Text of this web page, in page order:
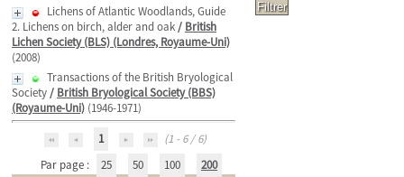
Lichens of Atlantic Woodlands, Guide
2. Lichens on birch, alder and oak/ British
Lichen Society (BLS) (Londres, Royaume-Uni)
(2008)
Transactions of the British Bryological
Society/ British Bryological Society (BBS)
(Royaume-Uni) (1946-1971)
1
(1 - 6 / 6)
Par page :
25 50 100
200